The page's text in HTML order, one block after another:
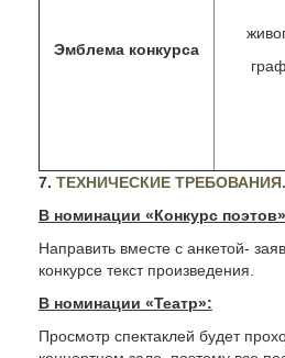
Эмблема конкурса
7. ТЕХНИЧЕСКИЕ ТРЕБОВАНИЯ.
В номинации «Конкурс
Направить вместе с анкетой-
конкурсе текст произведения.
В номинации «Театр»:
Просмотр спектаклей будет